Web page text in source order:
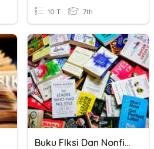
10 T 7th
Buku FIksi Dan Nonfiksi